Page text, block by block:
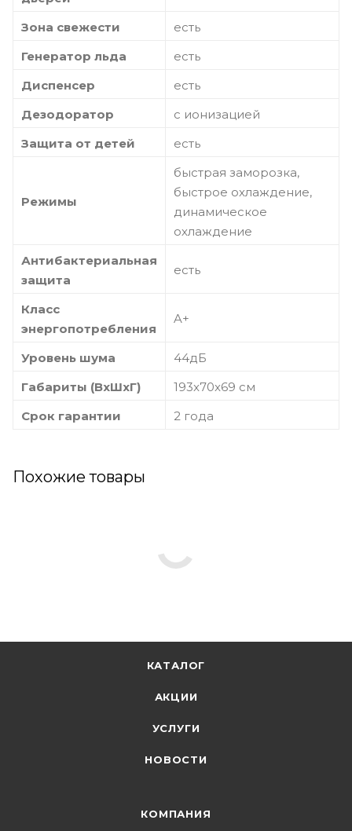
Зона свежести
есть
Генератор льда
есть
Диспенсер
есть
Дезодоратор
с ионизацией
Защита от детей
есть
Режимы
быстрая заморозка,
быстрое охлаждение,
динамическое
охлаждение
Антибактериальная
защита
есть
Класс
энергопотребления
A+
Уровень шума
44дБ
Габариты (ВхШхГ)
193x70x69 см
Срок гарантии
2 года
Похожие товары
КАТАЛОГ
АКЦИИ
УСЛУГИ
НОВОСТИ
КОМПАНИЯ